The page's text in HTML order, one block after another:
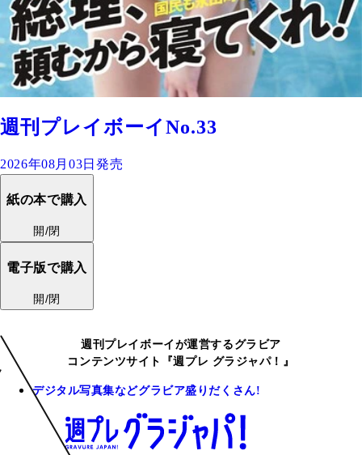
週刊プレイボーイNo.33
2026年08月03日発売
紙の本で購入
開/閉
電子版で購入
開/閉
週刊プレイボーイが運営するグラビア
コンテンツサイト『週プレ グラジャパ！』
デジタル写真集などグラビア盛りだくさん!